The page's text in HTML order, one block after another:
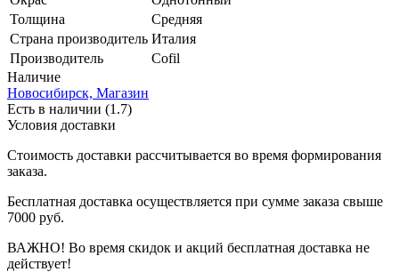
Толщина
Средняя
Страна производитель Италия
Производитель
Cofil
Наличие
Новосибирск, Магазин
Есть в наличии (1.7)
Условия доставки
Стоимость доставки рассчитывается во время формирования
заказа.
Бесплатная доставка осуществляется при сумме заказа свыше
7000 руб.
ВАЖНО! Во время скидок и акций бесплатная доставка не
действует!